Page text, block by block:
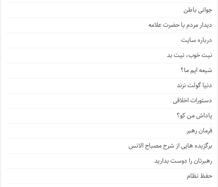
جوانی باطن
دیدار مردم با حضرت علامه
درباره سایت
نیت خوب، نیت بد
شیعه ایم ما؟
دنیا گولت نزند
دستورات اخلاقی
پاداش من کو؟
فرمان رهبر
برگزیده هایی از شرح مصباح الانس
رهبرتان را دوست بدارید
حفظ نظام